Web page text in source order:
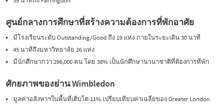
ศูนย์กลางการศึกษาที่สร้างความต้องการที่พักอาศัย
มีโรงเรียนระดับ Outstanding/Good ถึง 19 แห่ง ภายในระยะเดิน 30 นาที
45 นาทีถึงมหาวิทยาลัย 26 แห่ง
มีนักศึกษากว่า 296,000 คน โดย 38% เป็นนักศึกษานานาชาติที่ต้องการที่พัก
ศักยภาพของย่าน Wimbledon
มูลค่าอสังหาฯในพื้นที่เติบโต 11% เปรียบเทียบค่าเฉลี่ยของ Greater London